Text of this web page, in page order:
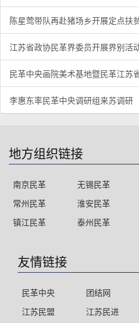
陈星莺带队再赴猪场乡开展定点扶
江苏省政协民革界委员开展界别活
民革中央画院美术基地暨民革江苏
李惠东率民革中央调研组来苏调研
地方组织链接
南京民革 无锡民革
常州民革
淮安民革
镇江民革
泰州民革
友情链接
民革中央 团结网
江苏民盟
江苏民进